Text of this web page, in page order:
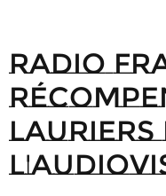
RADIO
Lauriers